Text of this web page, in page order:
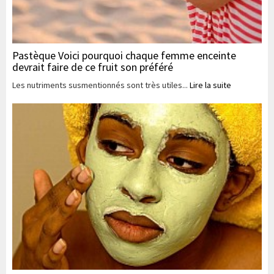
Pastèque Voici pourquoi chaque femme enceinte
devrait faire de ce fruit son préféré
Les nutriments susmentionnés sont très utiles... Lire la suite